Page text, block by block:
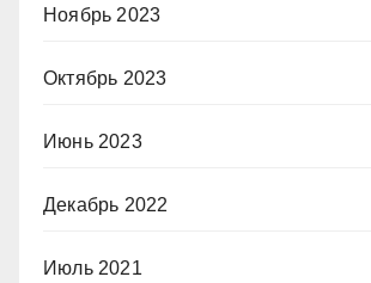
Ноябрь 2023
Октябрь 2023
Июнь 2023
Декабрь 2022
Июль 2021